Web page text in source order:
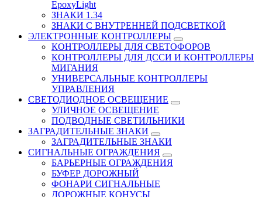
EpoxyLight
ЗНАКИ 1.34
ЗНАКИ С ВНУТРЕННЕЙ ПОДСВЕТКОЙ
ЭЛЕКТРОННЫЕ КОНТРОЛЛЕРЫ
КОНТРОЛЛЕРЫ ДЛЯ СВЕТОФОРОВ
КОНТРОЛЛЕРЫ ДЛЯ ДССИ И КОНТРОЛЛЕРЫ
МИГАНИЯ
УНИВЕРСАЛЬНЫЕ КОНТРОЛЛЕРЫ
УПРАВЛЕНИЯ
СВЕТОДИОДНОЕ ОСВЕЩЕНИЕ
УЛИЧНОЕ ОСВЕЩЕНИЕ
ПОДВОДНЫЕ СВЕТИЛЬНИКИ
ЗАГРАДИТЕЛЬНЫЕ ЗНАКИ
ЗАГРАДИТЕЛЬНЫЕ ЗНАКИ
СИГНАЛЬНЫЕ ОГРАЖДЕНИЯ
БАРЬЕРНЫЕ ОГРАЖДЕНИЯ
БУФЕР ДОРОЖНЫЙ
ФОНАРИ СИГНАЛЬНЫЕ
ДОРОЖНЫЕ КОНУСЫ